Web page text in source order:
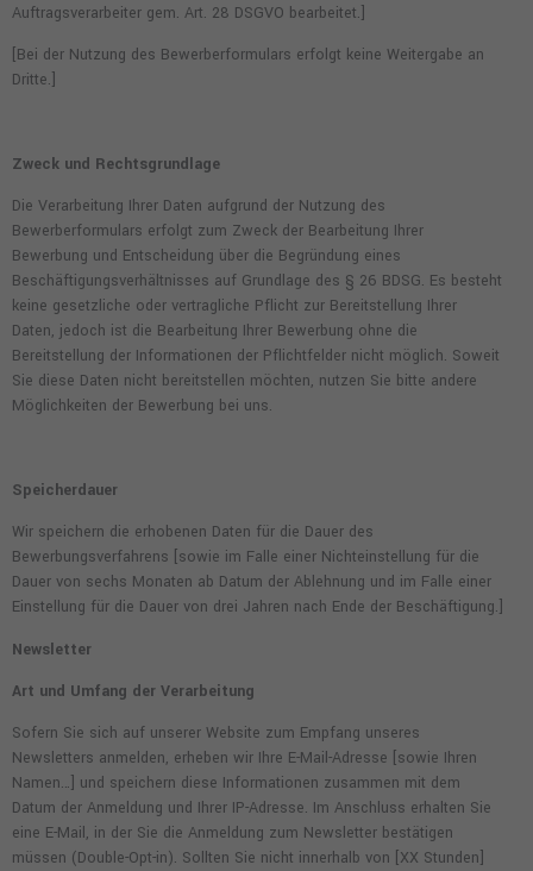
Auftragsverarbeiter gem. Art. 28 DSGVO bearbeitet.]
[Bei der Nutzung des Bewerberformulars erfolgt keine Weitergabe an
Dritte.]
Zweck und Rechtsgrundlage
Die Verarbeitung Ihrer Daten aufgrund der Nutzung des
Bewerberformulars erfolgt zum Zweck der Bearbeitung Ihrer
Bewerbung und Entscheidung über die Begründung eines
Beschäftigungsverhältnisses auf Grundlage des § 26 BDSG. Es besteht
keine gesetzliche oder vertragliche Pflicht zur Bereitstellung Ihrer
Daten, jedoch ist die Bearbeitung Ihrer Bewerbung ohne die
Bereitstellung der Informationen der Pflichtfelder nicht möglich. Soweit
Sie diese Daten nicht bereitstellen möchten, nutzen Sie bitte andere
Möglichkeiten der Bewerbung bei uns.
Speicherdauer
Wir speichern die erhobenen Daten für die Dauer des
Bewerbungsverfahrens [sowie im Falle einer Nichteinstellung für die
Dauer von sechs Monaten ab Datum der Ablehnung und im Falle einer
Einstellung für die Dauer von drei Jahren nach Ende der Beschäftigung.]
Newsletter
Art und Umfang der Verarbeitung
Sofern Sie sich auf unserer Website zum Empfang unseres
Newsletters anmelden, erheben wir Ihre E-Mail-Adresse [sowie Ihren
Namen…] und speichern diese Informationen zusammen mit dem
Datum der Anmeldung und Ihrer IP-Adresse. Im Anschluss erhalten Sie
eine E-Mail, in der Sie die Anmeldung zum Newsletter bestätigen
müssen (Double-Opt-in). Sollten Sie nicht innerhalb von [XX Stunden]